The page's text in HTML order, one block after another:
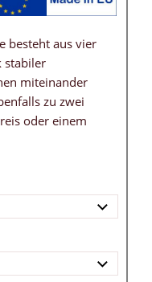
besteht aus vier
stabiler
miteinander
zu zwei
oder einem